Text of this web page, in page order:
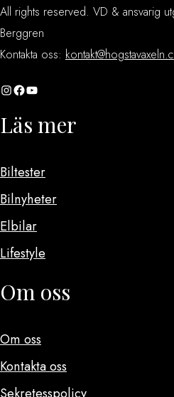
All rights reserved. VD & ansvarig
Berggren
Kontakta oss:
InstagramFacebook YouTube
Läs mer
Biltester
Bilnyheter
Elbilar
Lifestyle
Om oss
Om oss
Kontakta oss